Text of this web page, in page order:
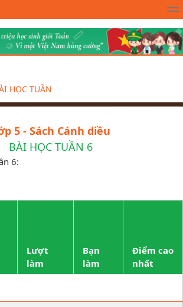
Online MATHX Học toán - Lớp 1
HỌC TUẦN
5 - Sách Cánh diều
BÀI HỌC TUẦN 6
6:
Lượt
làm
Bạn
làm
Điểm cao
nhất